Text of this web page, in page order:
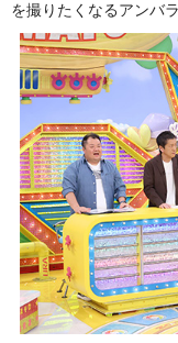
を撮りたくなるアンバ